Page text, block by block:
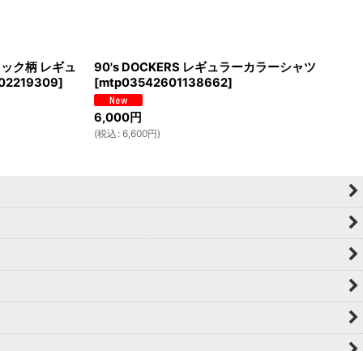
ク柄 レギュ
]
90's DOCKERS レギュラーカラーシャツ
[mtp03542601138662]
6,000円
(税込 : 6,600円)